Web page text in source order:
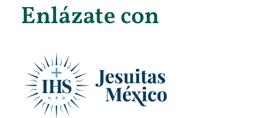
Enlázate con